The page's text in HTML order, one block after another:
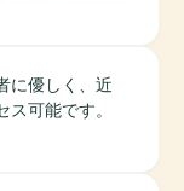
に優しく、近
可能です。